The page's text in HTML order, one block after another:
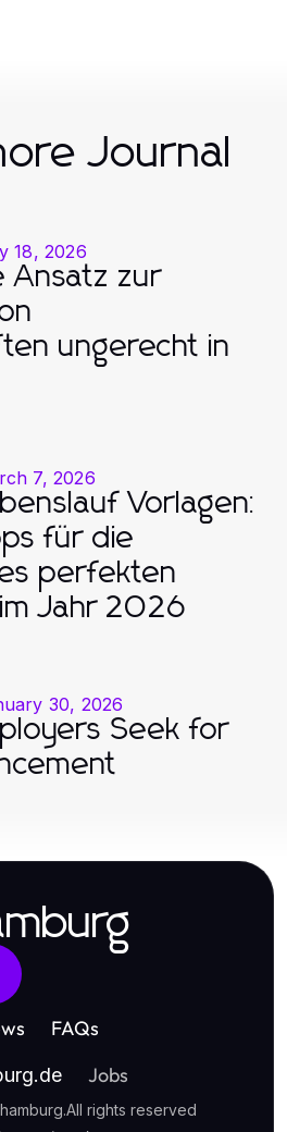
Journal
18, 2026
Ansatz zur
ungerecht in
7, 2026
Vorlagen:
für die
perfekten
Jahr 2026
30, 2026
Seek for
FAQs
Jobs
.All rights reserved